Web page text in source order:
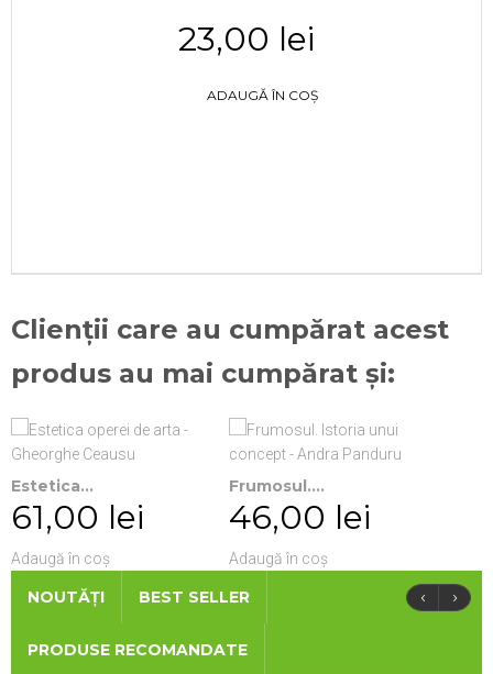
23,00 lei
ADAUGĂ ÎN COȘ
Clienții care au cumpărat acest
produs au mai cumpărat și:
Estetica...
61,00 lei
Adaugă în coș
Frumosul....
46,00 lei
Adaugă în coș
NOUTĂȚI BEST SELLER
PRODUSE RECOMANDATE
‹ ›